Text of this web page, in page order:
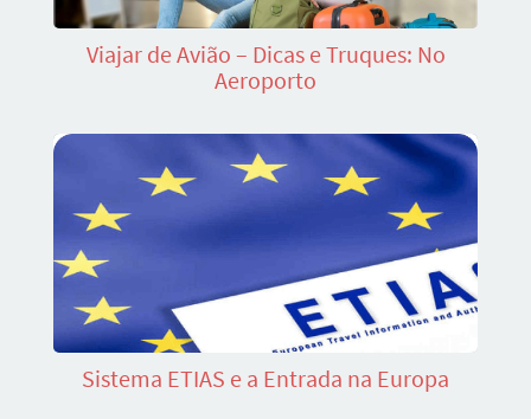
Viajar de Avião – Dicas e Truques: No
Aeroporto
Sistema ETIAS e a Entrada na Europa